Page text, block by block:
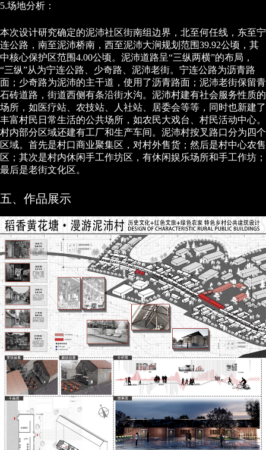
5.场地分析：
本次设计研究确定的泥沛社区街南组边界，北至何任线，东至宁
连公路，南至泥沛桥南，西至泥沛大涧规划范围39.92公顷，其
中核心保护区范围4.00公顷。泥沛道路呈“三纵两横”的布局，
“三纵”从为宁连公路、少奇路、泥沛老街。宁连公路为沥青路
面；少奇路为泥沛的主干道，使用了沥青路面；泥沛老街保留青
石砖道路，街道西侧有条沿街水沟。泥沛村建有社会服务性质的
场所，如医疗站、农技站、人社站、居委会等等，同时也新建了
丰富村民日常生活的公共场所，如农民大戏台、村民活动中心。
村内部分区域还建有工厂和生产车间。泥沛村按叉路口分为四个
区域。首先是村口商业聚集区，对村外售货；然后是村中心农售
区；其次是村内休闲手工作坊区，有休闲娱乐场所和手工作坊；
最后是老街文化区。
五、作品展示